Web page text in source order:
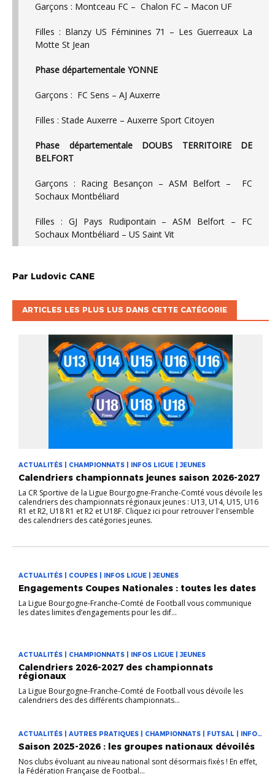
Garçons : Montceau FC – Chalon FC – Macon UF
Filles : Blanzy US Féminines 71 – Les Guerreaux La
Motte St Jean
Phase départementale YONNE
Garçons : FC Sens – AJ Auxerre
Filles : Stade Auxerre – Auxerre Sport Citoyen
Phase départementale DOUBS TERRITOIRE DE
BELFORT
Garçons : Racing Besançon – ASM Belfort – FC
Sochaux Montbéliard
Filles : GJ Pays Rudipontain – ASM Belfort – FC
Sochaux Montbéliard – US Saint Vit
Par Ludovic CANE
ARTICLES LES PLUS LUS DANS CETTE CATÉGORIE
ACTUALITÉS | CHAMPIONNATS | INFOS LIGUE | JEUNES
Calendriers championnats jeunes saison 2026-2027
La CR Sportive de la Ligue Bourgogne-Franche-Comté vous dévoile les
calendriers des championnats régionaux jeunes : U13, U14, U15, U16
R1 et R2, U18 R1 et R2 et U18F. Cliquez ici pour retrouver l'ensemble
des calendriers des catégories jeunes.
ACTUALITÉS | COUPES | INFOS LIGUE | JEUNES
Engagements Coupes Nationales : toutes les dates
La Ligue Bourgogne-Franche-Comté de Football vous communique
les dates limites d’engagements pour les dif...
ACTUALITÉS | CHAMPIONNATS | INFOS LIGUE | JEUNES
Calendriers 2026-2027 des championnats
régionaux
La Ligue Bourgogne-Franche-Comté de Football vous dévoile les
calendriers des des différents championnats...
ACTUALITÉS | AUTRES PRATIQUES | CHAMPIONNATS | FUTSAL | INFOS
LIGUE | JEUNES
Saison 2025-2026 : les groupes nationaux dévoilés
Nos clubs évoluant au niveau national sont désormais fixés ! En effet,
la Fédération Française de Footbal...